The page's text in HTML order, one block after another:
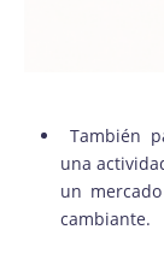
También
una
un
cambiante.